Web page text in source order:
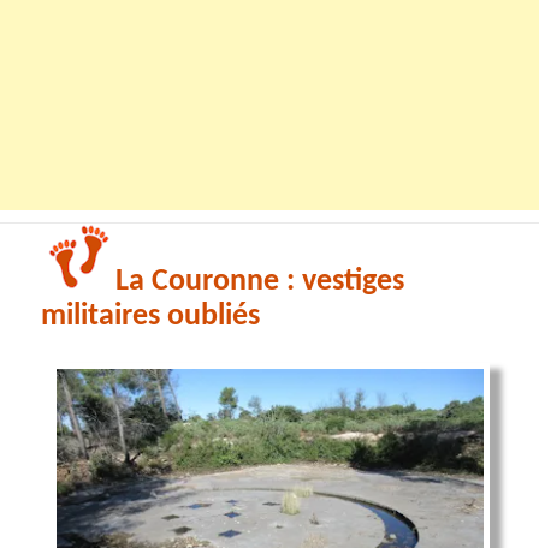
La Couronne : vestiges
militaires oubliés